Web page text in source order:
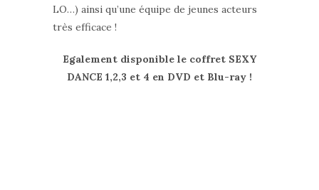
LO…) ainsi qu’une équipe de jeunes acteurs
très efficace !
Egalement disponible le coffret SEXY
DANCE 1,2,3 et 4 en DVD et Blu-ray !